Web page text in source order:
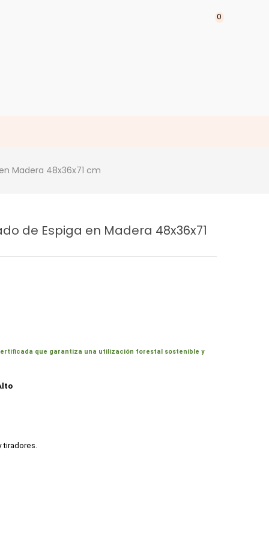
0
Madera 48x36x71 cm
de Espiga en Madera 48x36x71
certificada que garantiza una utilización forestal sostenible y